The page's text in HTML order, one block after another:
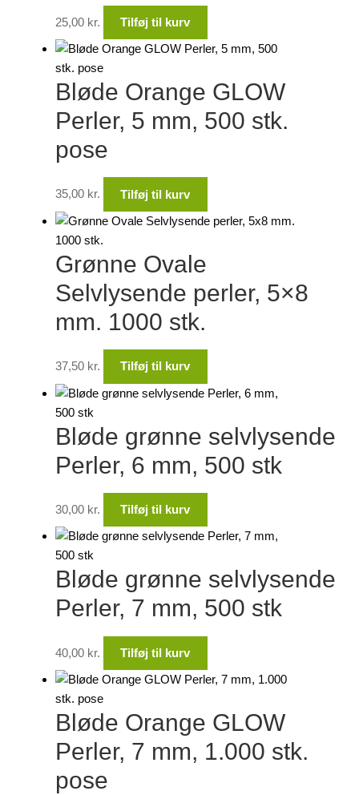
25,00 kr. Tilføj til kurv
Bløde Orange GLOW
Perler, 5 mm, 500 stk.
pose
35,00 kr. Tilføj til kurv
Grønne Ovale
Selvlysende perler, 5×8
mm. 1000 stk.
37,50 kr. Tilføj til kurv
Bløde grønne selvlysende
Perler, 6 mm, 500 stk
30,00 kr. Tilføj til kurv
Bløde grønne selvlysende
Perler, 7 mm, 500 stk
40,00 kr. Tilføj til kurv
Bløde Orange GLOW
Perler, 7 mm, 1.000 stk.
pose